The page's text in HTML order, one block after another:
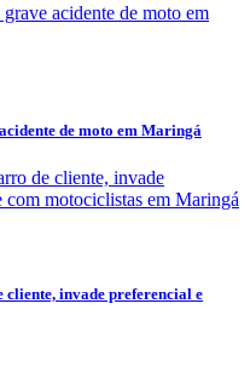
de moto em Maringá
invade preferencial e